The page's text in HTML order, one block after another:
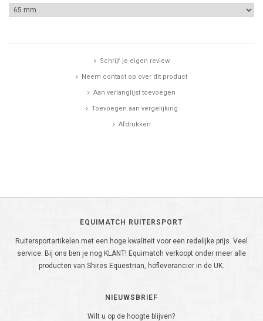
Schrijf je eigen review
Neem contact op over dit product
Aan verlanglijst toevoegen
Toevoegen aan vergelijking
Afdrukken
EQUIMATCH RUITERSPORT
Ruitersportartikelen met een hoge kwaliteit voor een redelijke prijs. Veel
service. Bij ons ben je nog KLANT! Equimatch verkoopt onder meer alle
producten van Shires Equestrian, hofleverancier in de UK.
NIEUWSBRIEF
Wilt u op de hoogte blijven?